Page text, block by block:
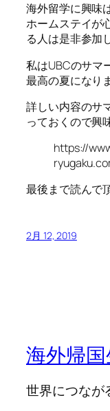
海外留学に興味
ホームステイが
る人は是非参加
私はUBCのサマ
最高の夏になり
詳しい内容のサ
っておくので興
https://
最後まで読んで
2月 12, 2019
海外帰
世界につなが